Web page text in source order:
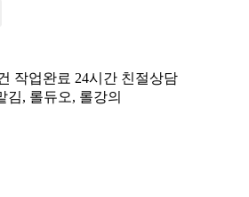
작업완료 24시간 친절상담
김, 롤듀오, 롤강의